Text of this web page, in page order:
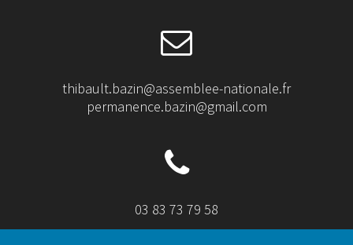
thibault.bazin@assemblee-nationale.fr
permanence.bazin@gmail.com
03 83 73 79 58